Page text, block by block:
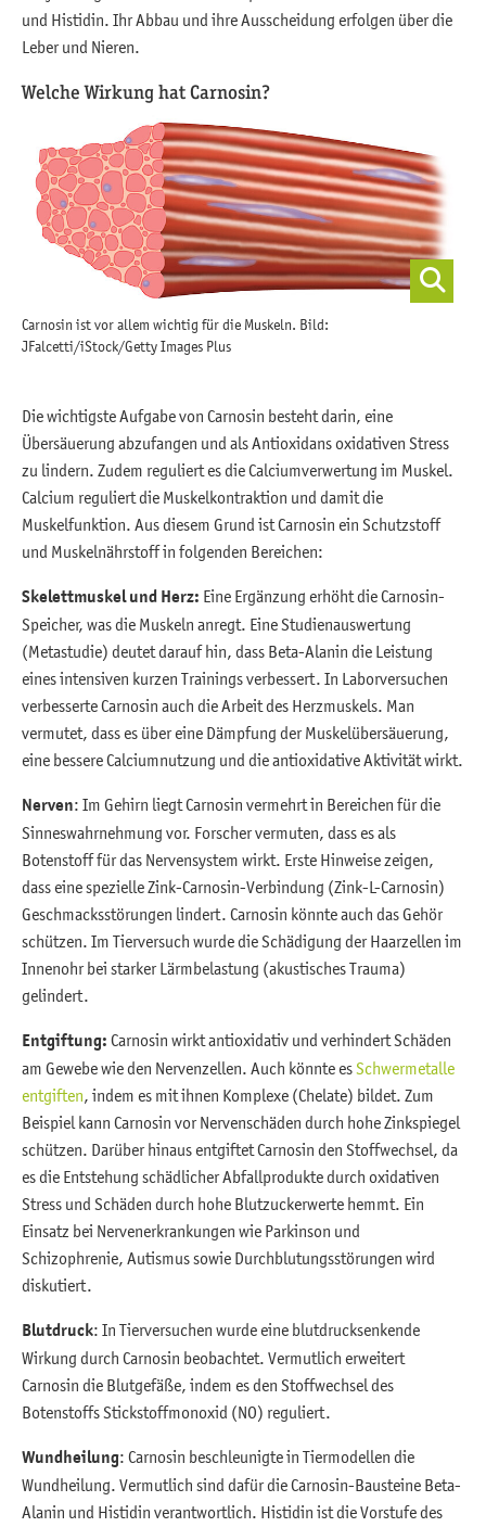
und Histidin. Ihr Abbau und ihre Ausscheidung erfolgen über die
Leber und Nieren.
Welche Wirkung hat Carnosin?
Carnosin ist vor allem wichtig für die Muskeln. Bild:
JFalcetti/iStock/Getty Images Plus
Die wichtigste Aufgabe von Carnosin besteht darin, eine
Übersäuerung abzufangen und als Antioxidans oxidativen Stress
zu lindern. Zudem reguliert es die Calciumverwertung im Muskel.
Calcium reguliert die Muskelkontraktion und damit die
Muskelfunktion. Aus diesem Grund ist Carnosin ein Schutzstoff
und Muskelnährstoff in folgenden Bereichen:
Skelettmuskel und Herz: Eine Ergänzung erhöht die Carnosin-
Speicher, was die Muskeln anregt. Eine Studienauswertung
(Metastudie) deutet darauf hin, dass Beta-Alanin die Leistung
eines intensiven kurzen Trainings verbessert. In Laborversuchen
verbesserte Carnosin auch die Arbeit des Herzmuskels. Man
vermutet, dass es über eine Dämpfung der Muskelübersäuerung,
eine bessere Calciumnutzung und die antioxidative Aktivität wirkt.
Nerven: Im Gehirn liegt Carnosin vermehrt in Bereichen für die
Sinneswahrnehmung vor. Forscher vermuten, dass es als
Botenstoff für das Nervensystem wirkt. Erste Hinweise zeigen,
dass eine spezielle Zink-Carnosin-Verbindung (Zink-L-Carnosin)
Geschmacksstörungen lindert. Carnosin könnte auch das Gehör
schützen. Im Tierversuch wurde die Schädigung der Haarzellen im
Innenohr bei starker Lärmbelastung (akustisches Trauma)
gelindert.
Entgiftung: Carnosin wirkt antioxidativ und verhindert Schäden
am Gewebe wie den Nervenzellen. Auch könnte esSchwermetalle
entgiften, indem es mit ihnen Komplexe (Chelate) bildet. Zum
Beispiel kann Carnosin vor Nervenschäden durch hohe Zinkspiegel
schützen. Darüber hinaus entgiftet Carnosin den Stoffwechsel, da
es die Entstehung schädlicher Abfallprodukte durch oxidativen
Stress und Schäden durch hohe Blutzuckerwerte hemmt. Ein
Einsatz bei Nervenerkrankungen wie Parkinson und
Schizophrenie, Autismus sowie Durchblutungsstörungen wird
diskutiert.
Blutdruck: In Tierversuchen wurde eine blutdrucksenkende
Wirkung durch Carnosin beobachtet. Vermutlich erweitert
Carnosin die Blutgefäße, indem es den Stoffwechsel des
Botenstoffs Stickstoffmonoxid (NO) reguliert.
Wundheilung: Carnosin beschleunigte in Tiermodellen die
Wundheilung. Vermutlich sind dafür die Carnosin-Bausteine Beta-
Alanin und Histidin verantwortlich. Histidin ist die Vorstufe des